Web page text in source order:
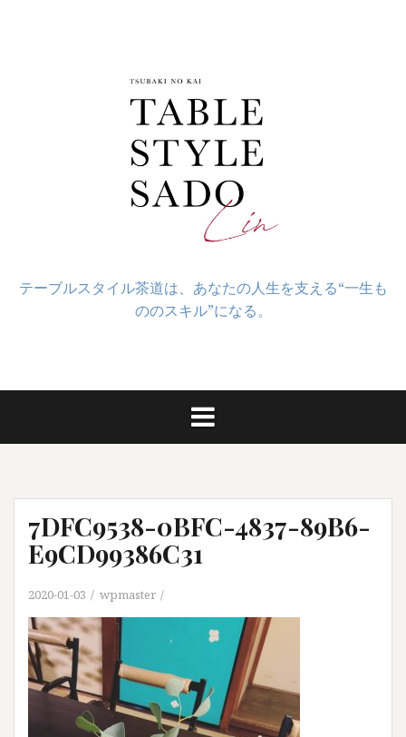
テーブルスタイル茶道は、あなたの人生を支える“一生も
ののスキル”になる。
7DFC9538-0BFC-4837-89B6-
E9CD99386C31
2020-01-03 wpmaster